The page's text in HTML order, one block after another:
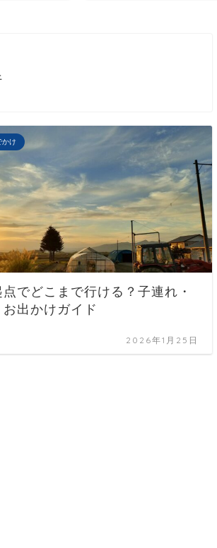
かけ
でどこまで行ける？子連れ・
お出かけガイド
2026年1月25日